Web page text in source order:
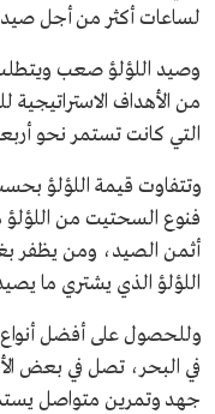
لساعات أكثر من أجل صيد
وصيد اللؤلؤ صعب
من الأهداف
التي كانت تستمر نحو
وتتفاوت قيمة اللؤلؤ
فنوع السحتيت من اللؤلؤ
أثمن الصيد، ومن يظفر
اللؤلؤ الذي يشتري ما
وللحصول على أفضل
جهد وتمرين متواصل